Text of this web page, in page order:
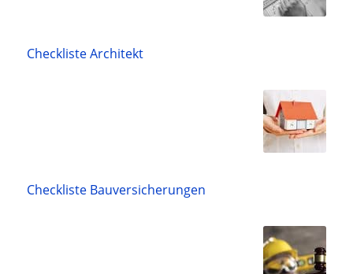
Checkliste Architekt
Checkliste Bauversicherungen